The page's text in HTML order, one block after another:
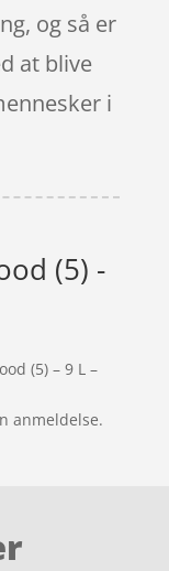
og så er
at blive
i
(5) -
(5) – 9 L –
anmeldelse.